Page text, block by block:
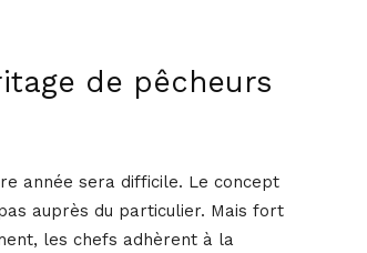
de pêcheurs
année sera difficile. Le concept
auprès du particulier. Mais fort
les chefs adhèrent à la